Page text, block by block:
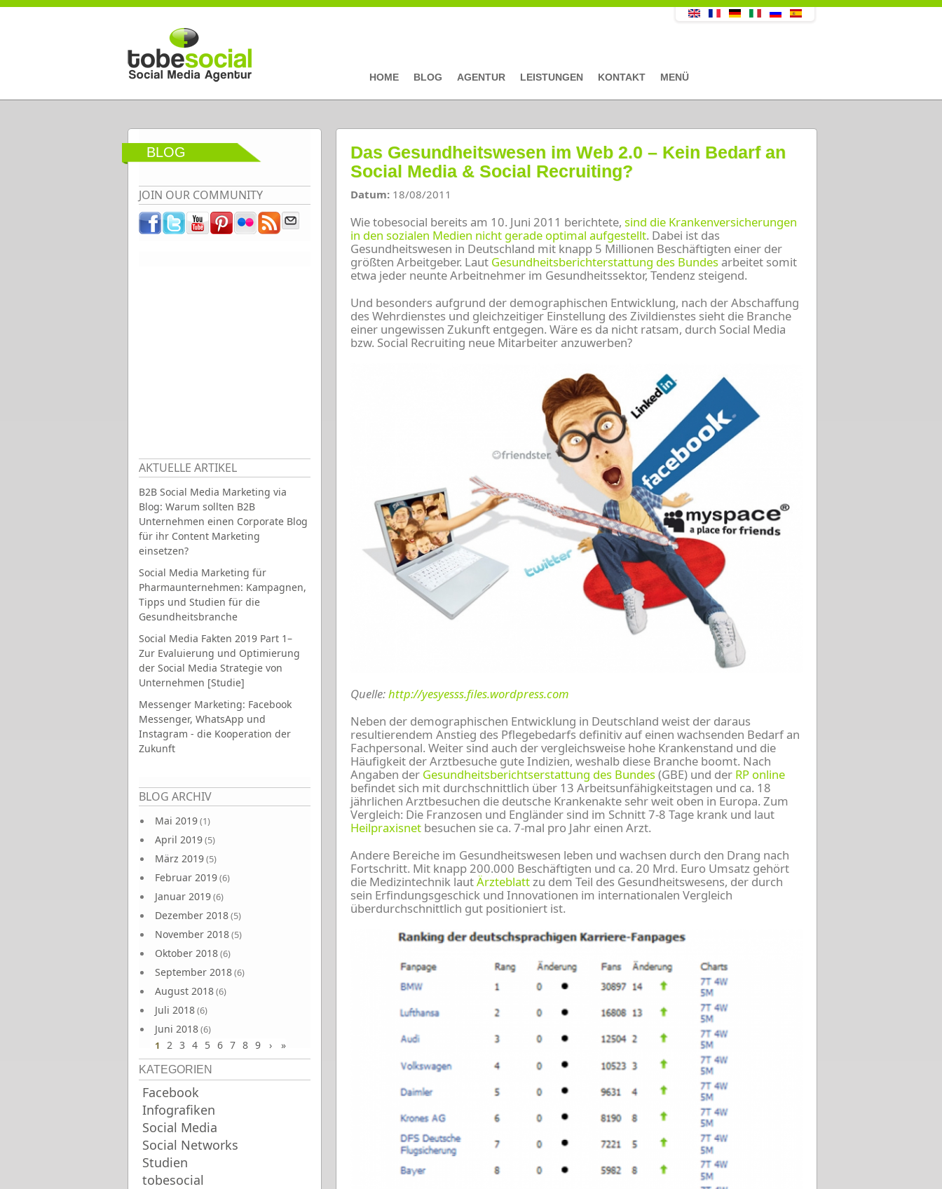
Direkt zum Inhalt
HOME BLOG AGENTUR LEISTUNGEN KONTAKT MENÜ
BLOG
JOIN OUR COMMUNITY
AKTUELLE ARTIKEL
B2B Social Media Marketing via
Blog: Warum sollten B2B
Unternehmen einen Corporate Blog
für ihr Content Marketing
einsetzen?
Social Media Marketing für
Pharmaunternehmen: Kampagnen,
Tipps und Studien für die
Gesundheitsbranche
Social Media Fakten 2019 Part 1–
Zur Evaluierung und Optimierung
der Social Media Strategie von
Unternehmen [Studie]
Messenger Marketing: Facebook
Messenger, WhatsApp und
Instagram - die Kooperation der
Zukunft
BLOG ARCHIV
Mai 2019(1)
April 2019(5)
März 2019(5)
Februar 2019(6)
Januar 2019(6)
Dezember 2018(5)
November 2018(5)
Oktober 2018(6)
September 2018(6)
August 2018(6)
Juli 2018(6)
Juni 2018(6)
Seiten
1 2 3 4 5 6 7 8 9 › »
KATEGORIEN
Facebook
Infografiken
Social Media
Social Networks
Studien
tobesocial
Das Gesundheitswesen im Web 2.0 – Kein Bedarf an
Social Media & Social Recruiting?
Datum: 18/08/2011
Wie tobesocial bereits am 10. Juni 2011 berichtete, sind die Krankenversicherungen
in den sozialen Medien nicht gerade optimal aufgestellt. Dabei ist das
Gesundheitswesen in Deutschland mit knapp 5 Millionen Beschäftigten einer der
größten Arbeitgeber. Laut Gesundheitsberichterstattung des Bundesarbeitet somit
etwa jeder neunte Arbeitnehmer im Gesundheitssektor, Tendenz steigend.
Und besonders aufgrund der demographischen Entwicklung, nach der Abschaffung
des Wehrdienstes und gleichzeitiger Einstellung des Zivildienstes sieht die Branche
einer ungewissen Zukunft entgegen. Wäre es da nicht ratsam, durch Social Media
bzw. Social Recruiting neue Mitarbeiter anzuwerben?
Quelle:http://yesyesss.files.wordpress.com
Neben der demographischen Entwicklung in Deutschland weist der daraus
resultierendem Anstieg des Pflegebedarfs definitiv auf einen wachsenden Bedarf an
Fachpersonal. Weiter sind auch der vergleichsweise hohe Krankenstand und die
Häufigkeit der Arztbesuche gute Indizien, weshalb diese Branche boomt. Nach
Angaben der Gesundheitsberichtserstattung des Bundes(GBE) und der RP online
befindet sich mit durchschnittlich über 13 Arbeitsunfähigkeitstagen und ca. 18
jährlichen Arztbesuchen die deutsche Krankenakte sehr weit oben in Europa. Zum
Vergleich: Die Franzosen und Engländer sind im Schnitt 7-8 Tage krank und laut
Heilpraxisnet besuchen sie ca. 7-mal pro Jahr einen Arzt.
Andere Bereiche im Gesundheitswesen leben und wachsen durch den Drang nach
Fortschritt. Mit knapp 200.000 Beschäftigten und ca. 20 Mrd. Euro Umsatz gehört
die Medizintechnik lautÄrzteblattzu dem Teil des Gesundheitswesens, der durch
sein Erfindungsgeschick und Innovationen im internationalen Vergleich
überdurchschnittlich gut positioniert ist.